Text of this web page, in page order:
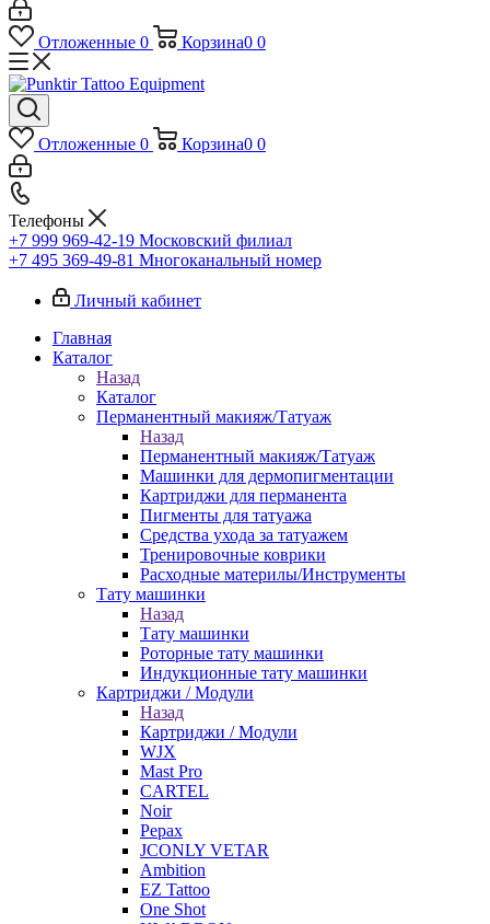
Отложенные 0 Корзина0 0
Отложенные 0 Корзина0 0
Телефоны
+7 999 969-42-19 Московский филиал
+7 495 369-49-81 Многоканальный номер
Личный кабинет
Главная
Каталог
Назад
Каталог
Перманентный макияж/Татуаж
Назад
Перманентный макияж/Татуаж
Машинки для дермопигментации
Картриджи для перманента
Пигменты для татуажа
Средства ухода за татуажем
Тренировочные коврики
Расходные материлы/Инструменты
Тату машинки
Назад
Тату машинки
Роторные тату машинки
Индукционные тату машинки
Картриджи / Модули
Назад
Картриджи / Модули
WJX
Mast Pro
CARTEL
Noir
Pepax
JCONLY VETAR
Ambition
EZ Tattoo
One Shot